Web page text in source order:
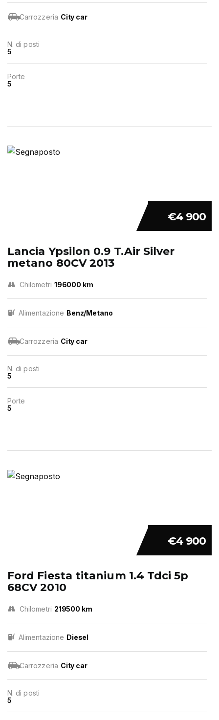
Carrozzeria City car
N. di posti
5
Porte
5
€4 900
Lancia Ypsilon 0.9 T.Air Silver
metano 80CV 2013
Chilometri 196000 km
Alimentazione Benz/Metano
Carrozzeria City car
N. di posti
5
Porte
5
€4 900
Ford Fiesta titanium 1.4 Tdci 5p
68CV 2010
Chilometri 219500 km
Alimentazione Diesel
Carrozzeria City car
N. di posti
5